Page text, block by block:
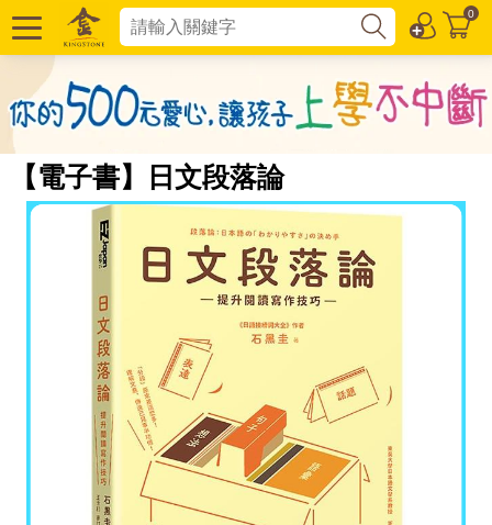
0
【電子書】日文段落論